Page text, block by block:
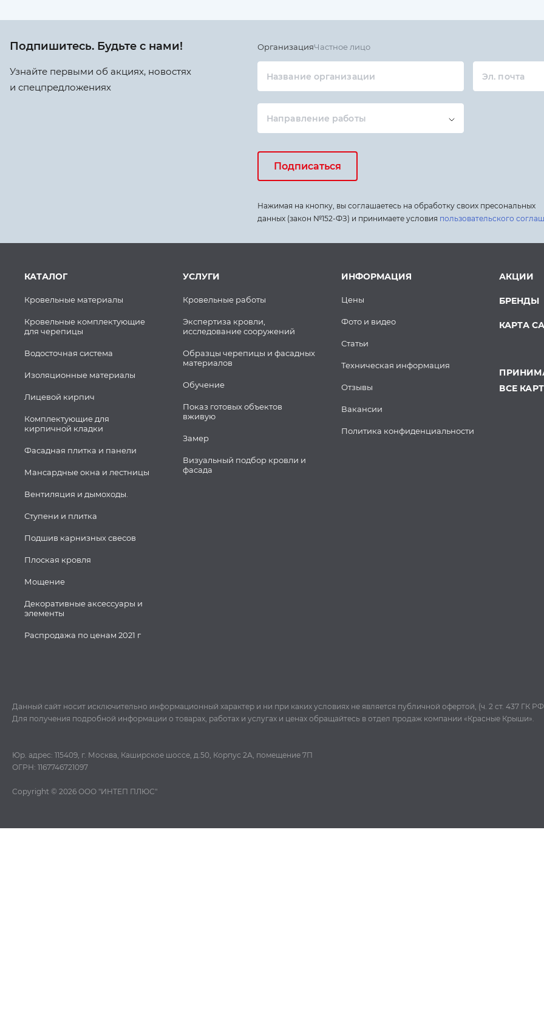
Подпишитесь. Будьте с нами!
Узнайте первыми об акциях, новостях
и спецпредложениях
ОрганизацияЧастное лицо
Название организации Эл. почта
Направление работы
Подписаться
Нажимая на кнопку, вы соглашаетесь на обработку своих пресональных
данных (закон №152-ФЗ) и принимаете условия пользовательского
КАТАЛОГ
Кровельные материалы
Кровельные комплектующие
для черепицы
Водосточная система
Изоляционные материалы
Лицевой кирпич
Комплектующие для
кирпичной кладки
Фасадная плитка и панели
Мансардные окна и лестницы
Вентиляция и дымоходы.
Ступени и плитка
Подшив карнизных свесов
Плоская кровля
Мощение
Декоративные аксессуары и
элементы
Распродажа по ценам 2021 г
УСЛУГИ
Кровельные работы
Экспертиза кровли,
исследование сооружений
Образцы черепицы и фасадных
материалов
Обучение
Показ готовых объектов
вживую
Замер
Визуальный подбор кровли и
фасада
ИНФОРМАЦИЯ
Цены
Фото и видео
Статьи
Техническая информация
Отзывы
Вакансии
Политика конфиденциальности
АКЦИИ
БРЕНДЫ
КАРТА
ВСЕ
Данный сайт носит исключительно информационный характер и ни при каких условиях не является публичной офертой, (ч. 2 ст. 437 ГК
Для получения подробной информации о товарах, работах и услугах и ценах обращайтесь в отдел продаж компании «Красные Крыши».
Юр. адрес: 115409, г. Москва, Каширское шоссе, д.50, Корпус 2А, помещение 7П
ОГРН: 1167746721097
Copyright © 2026 ООО "ИНТЕП ПЛЮС"